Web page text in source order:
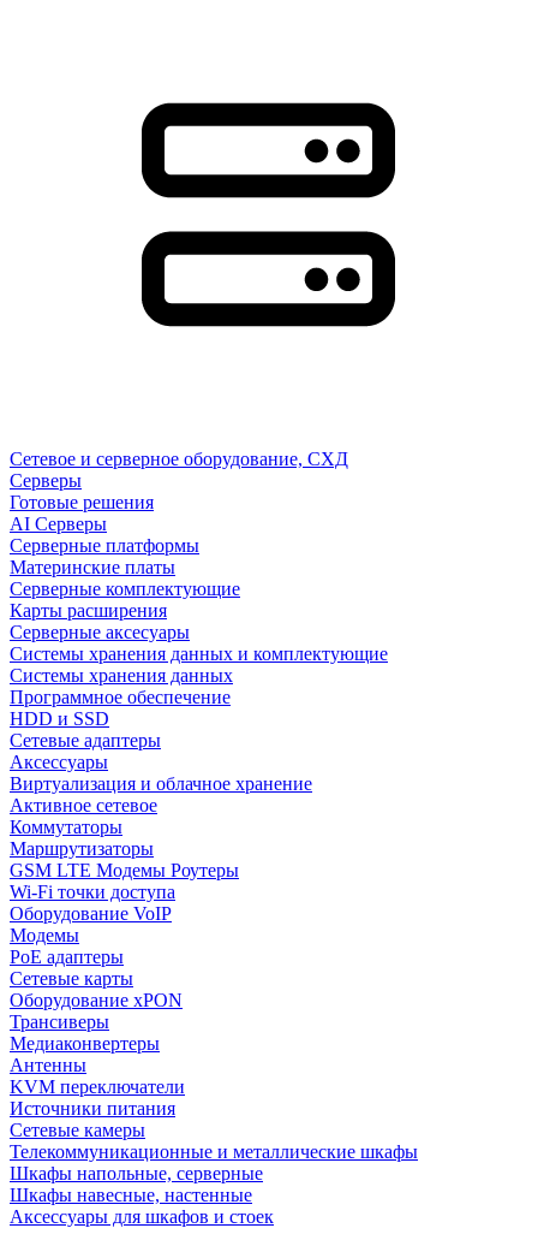
Сетевое и серверное оборудование, СХД
Cерверы
Готовые решения
AI Серверы
Серверные платформы
Материнские платы
Серверные комплектующие
Карты расширения
Серверные аксесуары
Системы хранения данных и комплектующие
Системы хранения данных
Программное обеспечение
HDD и SSD
Сетевые адаптеры
Аксессуары
Виртуализация и облачное хранение
Активное сетевое
Коммутаторы
Маршрутизаторы
GSM LTE Модемы Роутеры
Wi-Fi точки доступа
Оборудование VoIP
Модемы
PoE адаптеры
Сетевые карты
Оборудование xPON
Трансиверы
Медиаконвертеры
Антенны
KVM переключатели
Источники питания
Сетевые камеры
Телекоммуникационные и металлические шкафы
Шкафы напольные, серверные
Шкафы навесные, настенные
Аксессуары для шкафов и стоек